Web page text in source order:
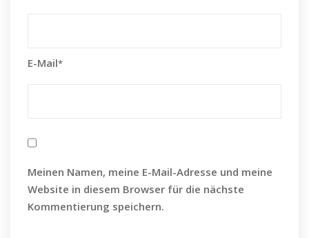
E-Mail*
Meinen Namen, meine E-Mail-Adresse und meine
Website in diesem Browser für die nächste
Kommentierung speichern.